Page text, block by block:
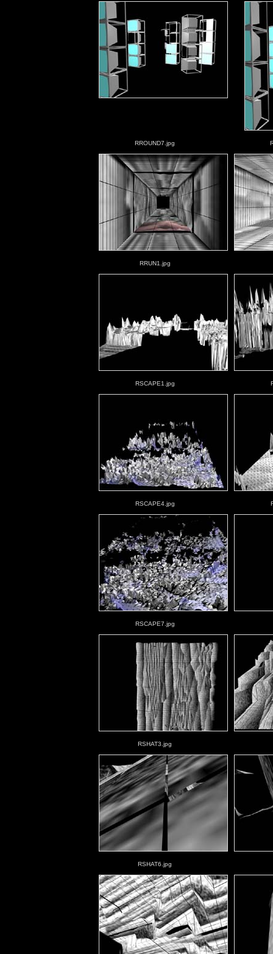
RROUND7.jpg
RRUN1.jpg
RSCAPE1.jpg
RSCAPE4.jpg
RSCAPE7.jpg
RSHAT3.jpg
RSHAT6.jpg